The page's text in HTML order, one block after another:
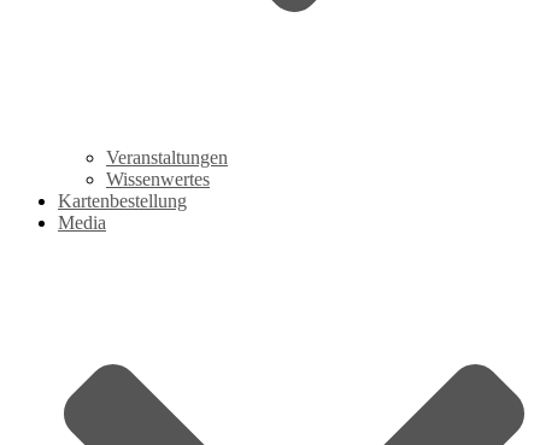
Veranstaltungen
Wissenwertes
Kartenbestellung
Media